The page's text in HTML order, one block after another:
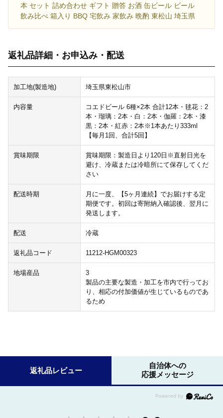
本 セット 詰め合わせ ギフト 贈答 お酒 缶ビール ビール
飲み比べ 箱入り BBQ 宅飲み 家飲み 晩酌 東松山 埼玉県
返礼品詳細・お申込み・配送
加工地(製造地) 埼玉県東松山市
内容量
コエドビール 6種×2本 合計12本・毬花：2
本・瑠璃：2本・白：2本・伽羅：2本・漆
黒：2本・紅赤：2本※1本あたり333ml
【毎月1回、合計5回】
賞味期限
賞味期限：製造日より120日※直射日光を
避け、冷蔵または冷暗所にて保存してくだ
さい
配送時期
月に一度、【5ヶ月連続】でお届けする定
期便です。初回は寄附納入確認後、翌月に
発送します。
配送 冷蔵
返礼品コード 11212-HGM00323
地場産品
3
製品の主要な製造・加工を市内で行ってお
り、相応の付加価値が生じているものであ
るため
返礼品レビュー
自治体への
応援メッセージ